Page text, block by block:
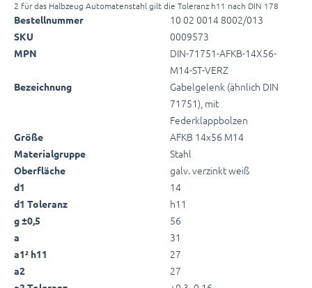
2 für das Halbzeug Automatenstahl gilt die Toleranz h11 nach DIN 178
Bestellnummer 10 02 0014 8002/013
SKU 0009573
MPN
DIN-71751-AFKB-14X56-
M14-ST-VERZ
Bezeichnung
Gabelgelenk (ähnlich DIN
71751), mit
Federklappbolzen
Größe AFKB 14x56 M14
Materialgruppe Stahl
Oberfläche galv. verzinkt weiß
d1 14
d1 Toleranz h11
g ±0,5 56
a 31
a1² h11 27
a2 27